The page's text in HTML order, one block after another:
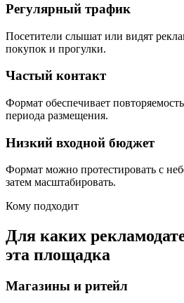
Регулярный трафик
Посетители слышат или видят
покупок и прогулки.
Частый контакт
Формат обеспечивает
периода размещения.
Низкий входной бюджет
Формат можно протестировать с
затем масштабировать.
Кому подходит
Для каких
эта площадка
Магазины и ритейл